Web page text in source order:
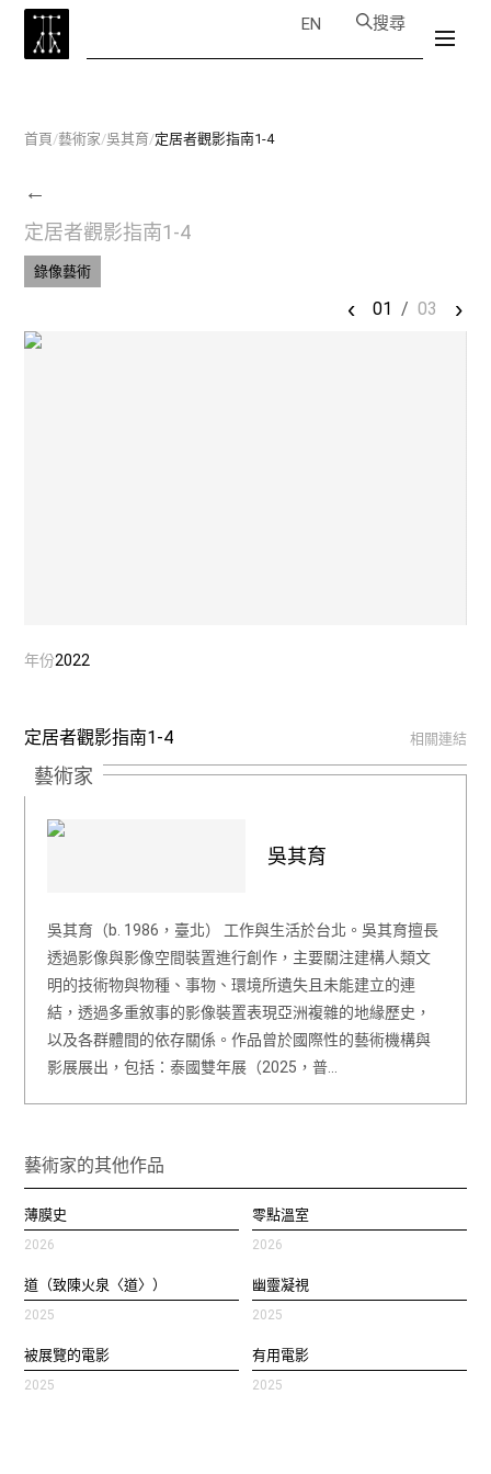
EN 搜尋
首頁/藝術家/吳其育/定居者觀影指南1-4
←
定居者觀影指南1-4
錄像藝術
‹ 01 / 03 ›
年份2022
定居者觀影指南1-4 相關連結
藝術家
吳其育
吳其育（b. 1986，臺北） 工作與生活於台北。吳其育擅長
透過影像與影像空間裝置進行創作，主要關注建構人類文
明的技術物與物種、事物、環境所遺失且未能建立的連
結，透過多重敘事的影像裝置表現亞洲複雜的地緣歷史，
以及各群體間的依存關係。作品曾於國際性的藝術機構與
影展展出，包括：泰國雙年展（2025，普…
藝術家的其他作品
薄膜史
2026
零點溫室
2026
道（致陳火泉〈道〉）
2025
幽靈凝視
2025
被展覽的電影
2025
有用電影
2025